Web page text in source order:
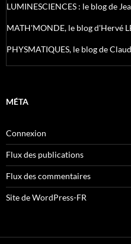
LUMINESCIENCES : le blog de
MATH'MONDE, le blog d'Hervé
PHYSMATIQUES, le blog de
MÉTA
Connexion
Flux des publications
Flux des commentaires
Site de WordPress-FR